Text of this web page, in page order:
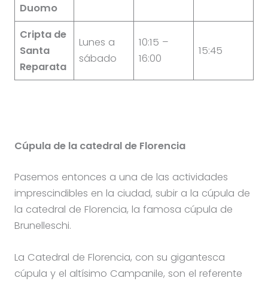
Duomo
Cripta de
Santa
Reparata
Lunes a
sábado
10:15 –
16:00
15:45
Cúpula de la catedral de Florencia
Pasemos entonces a una de las actividades
imprescindibles en la ciudad, subir a la cúpula de
la catedral de Florencia, la famosa cúpula de
Brunelleschi.
La Catedral de Florencia, con su gigantesca
cúpula y el altísimo Campanile, son el referente